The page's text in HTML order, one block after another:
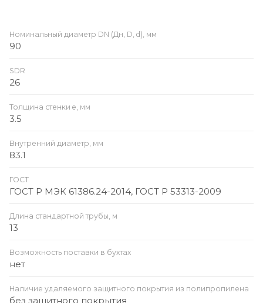
Номинальный диаметр DN (Дн, D, d), мм
90
SDR
26
Толщина стенки e, мм
3.5
Внутренний диаметр, мм
83.1
ГОСТ
ГОСТ Р МЭК 61386.24-2014, ГОСТ Р 53313-2009
Длина стандартной трубы, м
13
Возможность поставки в бухтах
нет
Наличие удаляемого защитного покрытия из полипропилена
без защитного покрытия